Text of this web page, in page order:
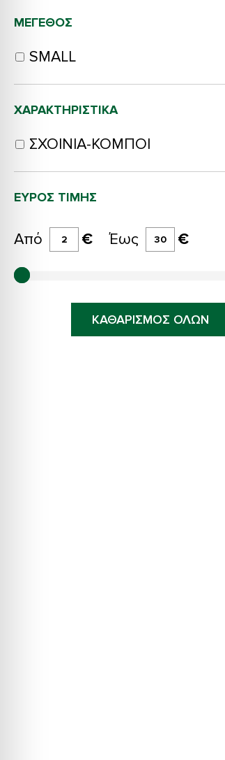
ΕΎΡΟΣ ΤΙΜΉΣ
Από € Έως €
ΜΈΓΕΘΟΣ
SMALL
ΧΑΡΑΚΤΗΡΙΣΤΙΚΑ
ΣΧΟΙΝΙΑ-ΚΟΜΠΟΙ
ΚΑΘΑΡΙΣΜΟΣ ΟΛΩΝ